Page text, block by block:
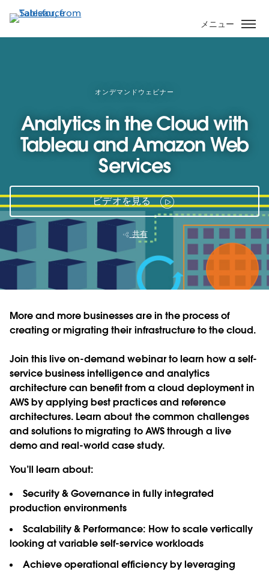
イ
ン
メニュー
オンデマンドウェビナー
Analytics in the Cloud with
Tableau and Amazon Web
Services
ビデオを見る
共有
More and more businesses are in the process of
creating or migrating their infrastructure to the cloud.
Join this live on-demand webinar to learn how a self-
service business intelligence and analytics
architecture can benefit from a cloud deployment in
AWS by applying best practices and reference
architectures. Learn about the common challenges
and solutions to migrating to AWS through a live
demo and real-world case study.
You’ll learn about:
Security & Governance in fully integrated
production environments
Scalability & Performance: How to scale vertically
looking at variable self-service workloads
Achieve operational efficiency by leveraging